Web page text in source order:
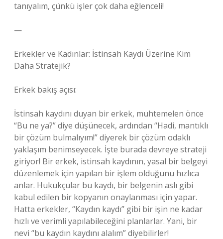
tanıyalım, çünkü işler çok daha eğlenceli!
—
Erkekler ve Kadınlar: İstinsah Kaydı Üzerine Kim
Daha Stratejik?
Erkek bakış açısı:
İstinsah kaydını duyan bir erkek, muhtemelen önce
“Bu ne ya?” diye düşünecek, ardından “Hadi, mantıklı
bir çözüm bulmalıyım!” diyerek bir çözüm odaklı
yaklaşım benimseyecek. İşte burada devreye strateji
giriyor! Bir erkek, istinsah kaydının, yasal bir belgeyi
düzenlemek için yapılan bir işlem olduğunu hızlıca
anlar. Hukukçular bu kaydı, bir belgenin aslı gibi
kabul edilen bir kopyanın onaylanması için yapar.
Hatta erkekler, “Kaydın kaydı” gibi bir işin ne kadar
hızlı ve verimli yapılabileceğini planlarlar. Yani, bir
nevi “bu kaydın kaydını alalım” diyebilirler!